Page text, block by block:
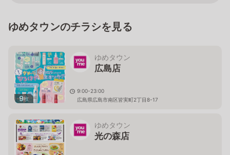
ゆめタウンのチラシを見る
9枚
ゆめタウン
広島店
9:00-23:00
広島県広島市南区皆実町2丁目8-17
ゆめタウン
光の森店